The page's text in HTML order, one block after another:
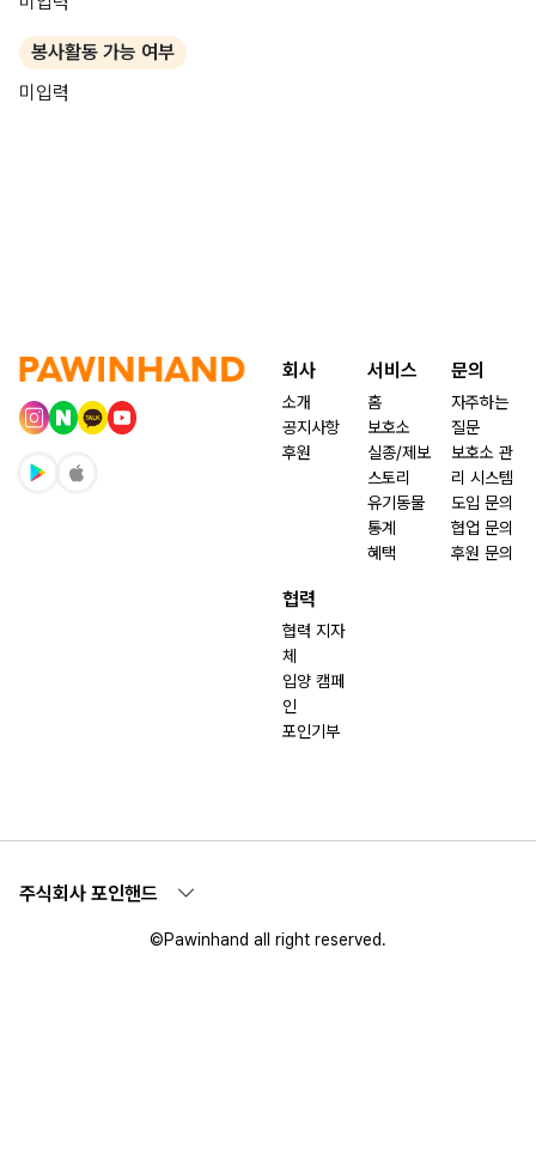
봉사활동 가능 여부
미입력
회사
소개
공지사항
후원
서비스
홈
보호소
실종/제보
스토리
유기동물
통계
혜택
문의
자주하는
질문
보호소 관
리 시스템
도입 문의
협업 문의
후원 문의
협력
협력 지자
체
입양 캠페
인
포인기부
주식회사 포인핸드
©Pawinhand all right reserved.